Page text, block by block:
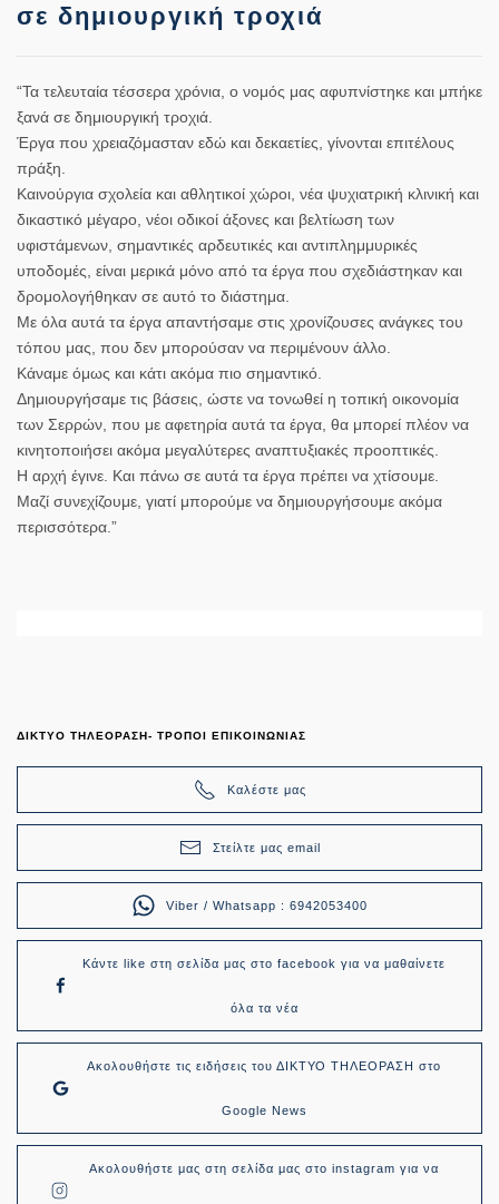
σε δημιουργική τροχιά
“Τα τελευταία τέσσερα χρόνια, ο νομός μας αφυπνίστηκε και μπήκε
ξανά σε δημιουργική τροχιά.
Έργα που χρειαζόμασταν εδώ και δεκαετίες, γίνονται επιτέλους
πράξη.
Καινούργια σχολεία και αθλητικοί χώροι, νέα ψυχιατρική κλινική και
δικαστικό μέγαρο, νέοι οδικοί άξονες και βελτίωση των
υφιστάμενων, σημαντικές αρδευτικές και αντιπλημμυρικές
υποδομές, είναι μερικά μόνο από τα έργα που σχεδιάστηκαν και
δρομολογήθηκαν σε αυτό το διάστημα.
Με όλα αυτά τα έργα απαντήσαμε στις χρονίζουσες ανάγκες του
τόπου μας, που δεν μπορούσαν να περιμένουν άλλο.
Κάναμε όμως και κάτι ακόμα πιο σημαντικό.
Δημιουργήσαμε τις βάσεις, ώστε να τονωθεί η τοπική οικονομία
των Σερρών, που με αφετηρία αυτά τα έργα, θα μπορεί πλέον να
κινητοποιήσει ακόμα μεγαλύτερες αναπτυξιακές προοπτικές.
Η αρχή έγινε. Και πάνω σε αυτά τα έργα πρέπει να χτίσουμε.
Μαζί συνεχίζουμε, γιατί μπορούμε να δημιουργήσουμε ακόμα
περισσότερα.”
ΔΙΚΤΥΟ ΤΗΛΕΟΡΑΣΗ- ΤΡΟΠΟΙ ΕΠΙΚΟΙΝΩΝΙΑΣ
Καλέστε μας
Στείλτε μας email
Viber / Whatsapp : 6942053400
Κάντε like στη σελίδα μας στο facebook για να μαθαίνετε
όλα τα νέα
Ακολουθήστε τις ειδήσεις του ΔΙΚΤΥΟ ΤΗΛΕΟΡΑΣΗ στο
Google News
Ακολουθήστε μας στη σελίδα μας στο instagram για να